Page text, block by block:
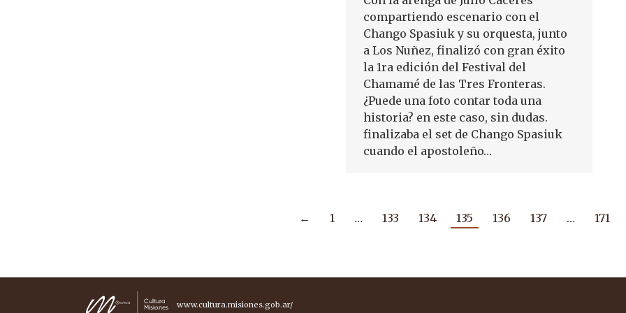
compartiendo escenario con el
Chango Spasiuk y su orquesta, junto
a Los Nuñez, finalizó con gran éxito
la 1ra edición del Festival del
Chamamé de las Tres Fronteras.
¿Puede una foto contar toda una
historia? en este caso, sin dudas.
finalizaba el set de Chango Spasiuk
cuando el apostoleño…
← 1 … 133 134 135 136 137 … 171
www.cultura.misiones.gob.ar/